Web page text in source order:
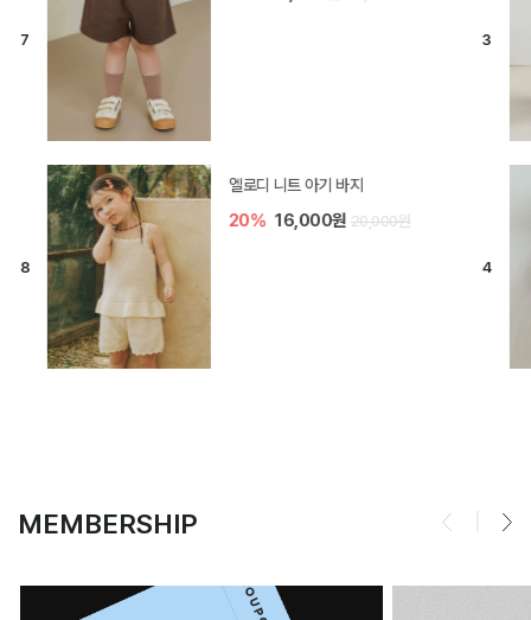
엘로디 니트 아기 바지
20% 16,000원 20,000원
MEMBERSHIP